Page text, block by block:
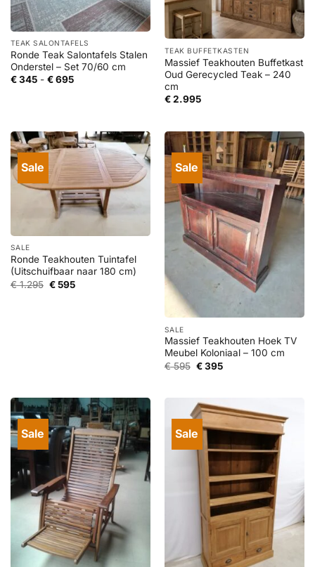
TEAK SALONTAFELS
Ronde Teak Salontafels Stalen
Onderstel – Set 70/60 cm
€345 - €695Prijsklasse:
TEAK BUFFETKASTEN
Massief Teakhouten Buffetkast
Oud Gerecycled Teak – 240
cm
€2.995
Sale
SALE
Ronde Teakhouten Tuintafel
(Uitschuifbaar naar 180 cm)
€1.295 Oorspronkelijke
prijs
€595Huidige
Sale
SALE
Massief Teakhouten Hoek TV
Meubel Koloniaal – 100 cm
€595 Oorspronkelijke
€395Huidige
Sale Sale